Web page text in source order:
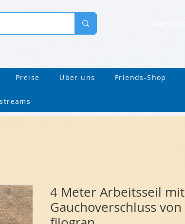
Preise Über uns Friends-Shop
4 Meter Arbeitsseil mit
Gauchoverschluss von